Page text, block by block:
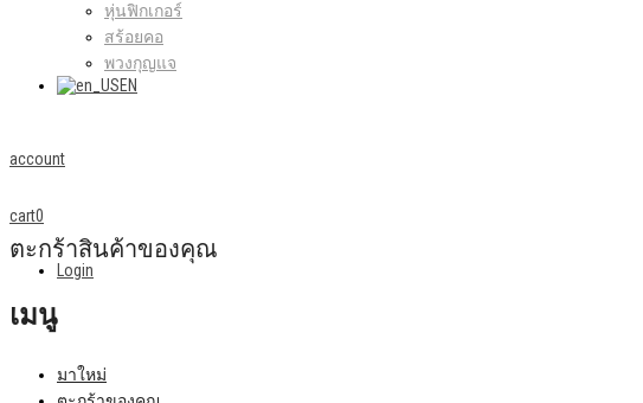
หุ่นฟิกเกอร์
สร้อยคอ
พวงกุญแจ
EN
account
Login
cart0
ตะกร้าสินค้าของคุณ
เมนู
มาใหม่